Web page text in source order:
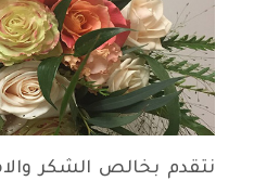
نتقدم بخالص الشكر